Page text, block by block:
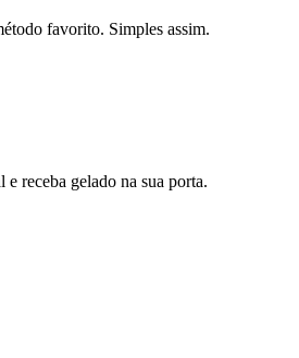
favorito. Simples assim.
receba gelado na sua porta.